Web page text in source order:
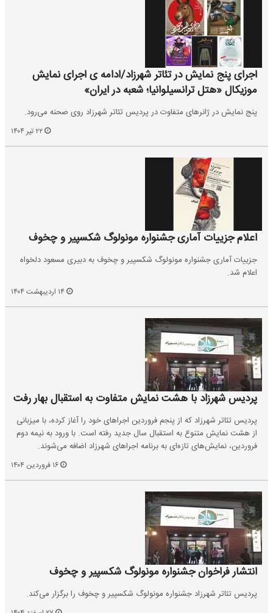
اجرای پنج نمایش در تئاتر شهرزاد/ادامه ی اجرای نمایش
موزیکال «هتل ترانسیلوانیا؛ شعبه در ایران»
پنج نمایش در ژانرهای متفاوت در پردیس تئاتر شهرزاد روی صحنه می‌رود.
اعلام جزییات آماری جشنواره مونولوگ شکسپیر و چخوف
جزییات آماری جشنواره مونولوگ شکسپیر و چخوف به دبیری مسعود دلخواه
اعلام شد.
پردیس شهرزاد با هشت نمایش متفاوت به استقبال بهار رفت
پردیس تئاتر شهرزاد که از پنجم فروردین اجراهای خود را آغاز کرده، با میزبانی
از هشت نمایش متنوع به استقبال سال جدید رفته است. با ورود به نیمه دوم
فروردین، نمایش‌های تازه‌ای به برنامه اجراهای شهرزاد اضافه می‌شوند.
انتشار فراخوان جشنواره مونولوگ شکسپیر و چخوف
پردیس تئاتر شهرزاد جشنواره مونولوگ شکسپیر و چخوف را برگزار می‌کند.